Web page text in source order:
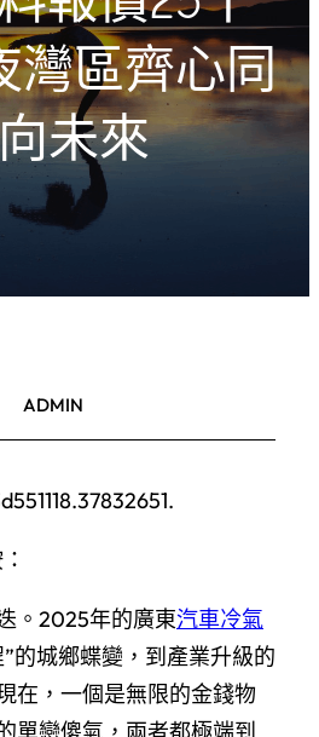
灣區齊心同
未來
ADMIN
。2025年的廣東汽車冷氣
”的城鄉蝶變，到產業升級的
在，一個是無限的金錢物
單戀傻氣，兩者都極端到